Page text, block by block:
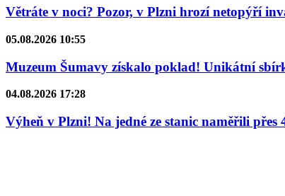
Větráte v noci? Pozor, v Plzni hrozí netopýří
05.08.2026 10:55
Muzeum Šumavy získalo poklad! Unikátní
04.08.2026 17:28
Výheň v Plzni! Na jedné ze stanic naměřili přes